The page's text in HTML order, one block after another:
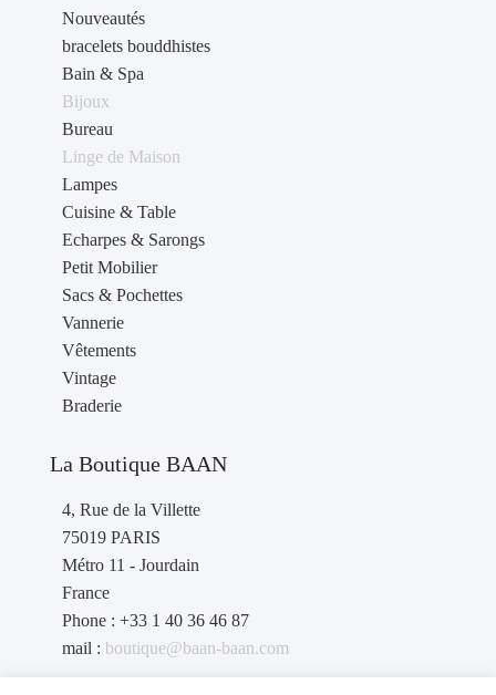
Nouveautés
bracelets bouddhistes
Bain & Spa
Bijoux
Bureau
Linge de Maison
Lampes
Cuisine & Table
Echarpes & Sarongs
Petit Mobilier
Sacs & Pochettes
Vannerie
Vêtements
Vintage
Braderie
La Boutique BAAN
4, Rue de la Villette
75019 PARIS
Métro 11 - Jourdain
France
Phone : +33 1 40 36 46 87
mail : boutique@baan-baan.com